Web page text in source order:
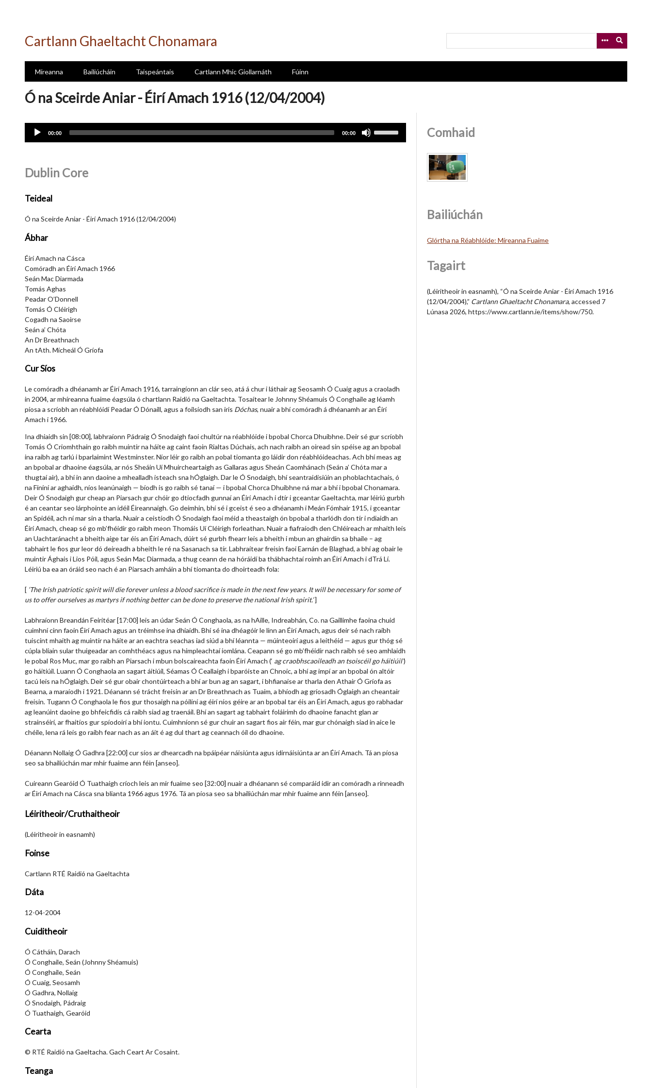
Cartlann Ghaeltacht Chonamara
Míreanna Bailiúcháin Taispeántais Cartlann Mhic Giollarnáth Fúinn
Ó na Sceirde Aniar - Éirí Amach 1916 (12/04/2004)
Audio
Player
00:00 00:00
Dublin Core
Teideal
Ó na Sceirde Aniar - Éirí Amach 1916 (12/04/2004)
Ábhar
Éirí Amach na Cásca
Comóradh an Éirí Amach 1966
Seán Mac Diarmada
Tomás Aghas
Peadar O’Donnell
Tomás Ó Cléirigh
Cogadh na Saoirse
Seán a’ Chóta
An Dr Breathnach
An tAth. Mícheál Ó Gríofa
Cur Síos
Le comóradh a dhéanamh ar Éirí Amach 1916, tarraingíonn an clár seo, atá á chur i láthair ag Seosamh Ó Cuaig agus a craoladh
in 2004, ar mhíreanna fuaime éagsúla ó chartlann Raidió na Gaeltachta. Tosaítear le Johnny Shéamuis Ó Conghaile ag léamh
píosa a scríobh an réabhlóidí Peadar Ó Dónaill, agus a foilsíodh san iris Dóchas, nuair a bhí comóradh á dhéanamh ar an Éirí
Amach i 1966.
Ina dhiaidh sin [08:00], labhraíonn Pádraig Ó Snodaigh faoi chultúr na réabhlóide i bpobal Chorca Dhuibhne. Deir sé gur scríobh
Tomás Ó Criomhthain go raibh muintir na háite ag caint faoin Rialtas Dúchais, ach nach raibh an oiread sin spéise ag an bpobal
ina raibh ag tarlú i bparlaimint Westminster. Níor léir go raibh an pobal tiomanta go láidir don réabhlóideachas. Ach bhí meas ag
an bpobal ar dhaoine éagsúla, ar nós Sheáin Uí Mhuircheartaigh as Gallaras agus Sheán Caomhánach (Seán a’ Chóta mar a
thugtaí air), a bhí in ann daoine a mhealladh isteach sna hÓglaigh. Dar le Ó Snodaigh, bhí seantraidisiúin an phoblachtachais, ó
na Fíníní ar aghaidh, níos leanúnaigh — bíodh is go raibh sé tanaí — i bpobal Chorca Dhuibhne ná mar a bhí i bpobal Chonamara.
Deir Ó Snodaigh gur cheap an Piarsach gur chóir go dtiocfadh gunnaí an Éirí Amach i dtír i gceantar Gaeltachta, mar léiriú gurbh
é an ceantar seo lárphointe an idéil Éireannaigh. Go deimhin, bhí sé i gceist é seo a dhéanamh i Meán Fómhair 1915, i gceantar
an Spidéil, ach ní mar sin a tharla. Nuair a ceistíodh Ó Snodaigh faoi méid a theastaigh ón bpobal a tharlódh don tír i ndiaidh an
Éirí Amach, cheap sé go mb’fhéidir go raibh meon Thomáis Uí Cléirigh forleathan. Nuair a fiafraíodh den Chléireach ar mhaith leis
an Uachtaránacht a bheith aige tar éis an Éirí Amach, dúirt sé gurbh fhearr leis a bheith i mbun an ghairdín sa bhaile – ag
tabhairt le fios gur leor dó deireadh a bheith le ré na Sasanach sa tír. Labhraítear freisin faoi Earnán de Blaghad, a bhí ag obair le
muintir Ághais i Lios Póil, agus Seán Mac Diarmada, a thug ceann de na hóráidí ba thábhachtaí roimh an Éirí Amach i dTrá Lí.
Léiriú ba ea an óráid seo nach é an Piarsach amháin a bhí tiomanta do dhoirteadh fola:
[ ‘The Irish patriotic spirit will die forever unless a blood sacrifice is made in the next few years. It will be necessary for some of
us to offer ourselves as martyrs if nothing better can be done to preserve the national Irish spirit.’]
Labhraíonn Breandán Feiritéar [17:00] leis an údar Seán Ó Conghaola, as na hAille, Indreabhán, Co. na Gaillimhe faoina chuid
cuimhní cinn faoin Éirí Amach agus an tréimhse ina dhiaidh. Bhí sé ina dhéagóir le linn an Éirí Amach, agus deir sé nach raibh
tuiscint mhaith ag muintir na háite ar an eachtra seachas iad siúd a bhí léannta — múinteoirí agus a leithéid — agus gur thóg sé
cúpla bliain sular thuigeadar an comhthéacs agus na himpleachtaí iomlána. Ceapann sé go mb’fhéidir nach raibh sé seo amhlaidh
le pobal Ros Muc, mar go raibh an Piarsach i mbun bolscaireachta faoin Éirí Amach (‘ ag craobhscaoileadh an tsoiscéil go háitiúil’)
go háitiúil. Luann Ó Conghaola an sagart áitiúil, Séamas Ó Ceallaigh i bparóiste an Chnoic, a bhí ag impí ar an bpobal ón altóir
tacú leis na hÓglaigh. Deir sé gur obair chontúirteach a bhí ar bun ag an sagart, i bhfianaise ar tharla den Athair Ó Gríofa as
Bearna, a maraíodh i 1921. Déanann sé trácht freisin ar an Dr Breathnach as Tuaim, a bhíodh ag gríosadh Óglaigh an cheantair
freisin. Tugann Ó Conghaola le fios gur thosaigh na póilíní ag éirí níos géire ar an bpobal tar éis an Éirí Amach, agus go rabhadar
ag leanúint daoine go bhfeicfidís cá raibh siad ag traenáil. Bhí an sagart ag tabhairt foláirimh do dhaoine fanacht glan ar
strainséirí, ar fhaitíos gur spíodoirí a bhí iontu. Cuimhníonn sé gur chuir an sagart fios air féin, mar gur chónaigh siad in aice le
chéile, lena rá leis go raibh fear nach as an áit é ag dul thart ag ceannach óil do dhaoine.
Déanann Nollaig Ó Gadhra [22:00] cur síos ar dhearcadh na bpáipéar náisiúnta agus idirnáisiúnta ar an Éirí Amach. Tá an píosa
seo sa bhailiúchán mar mhír fuaime ann féin [anseo].
Cuireann Gearóid Ó Tuathaigh críoch leis an mír fuaime seo [32:00] nuair a dhéanann sé comparáid idir an comóradh a rinneadh
ar Éirí Amach na Cásca sna blianta 1966 agus 1976. Tá an píosa seo sa bhailiúchán mar mhír fuaime ann féin [anseo].
Léiritheoir/Cruthaitheoir
(Léiritheoir in easnamh)
Foinse
Cartlann RTÉ Raidió na Gaeltachta
Dáta
12-04-2004
Cuiditheoir
Ó Cátháin, Darach
Ó Conghaile, Seán (Johnny Shéamuis)
Ó Conghaile, Seán
Ó Cuaig, Seosamh
Ó Gadhra, Nollaig
Ó Snodaigh, Pádraig
Ó Tuathaigh, Gearóid
Cearta
© RTÉ Raidió na Gaeltacha. Gach Ceart Ar Cosaint.
Teanga
Comhaid
Bailiúchán
Glórtha na Réabhlóide: Míreanna Fuaime
Tagairt
(Léiritheoir in easnamh), “Ó na Sceirde Aniar - Éirí Amach 1916
(12/04/2004),” Cartlann Ghaeltacht Chonamara, accessed 7
Lúnasa 2026,https://www.cartlann.ie/items/show/750.